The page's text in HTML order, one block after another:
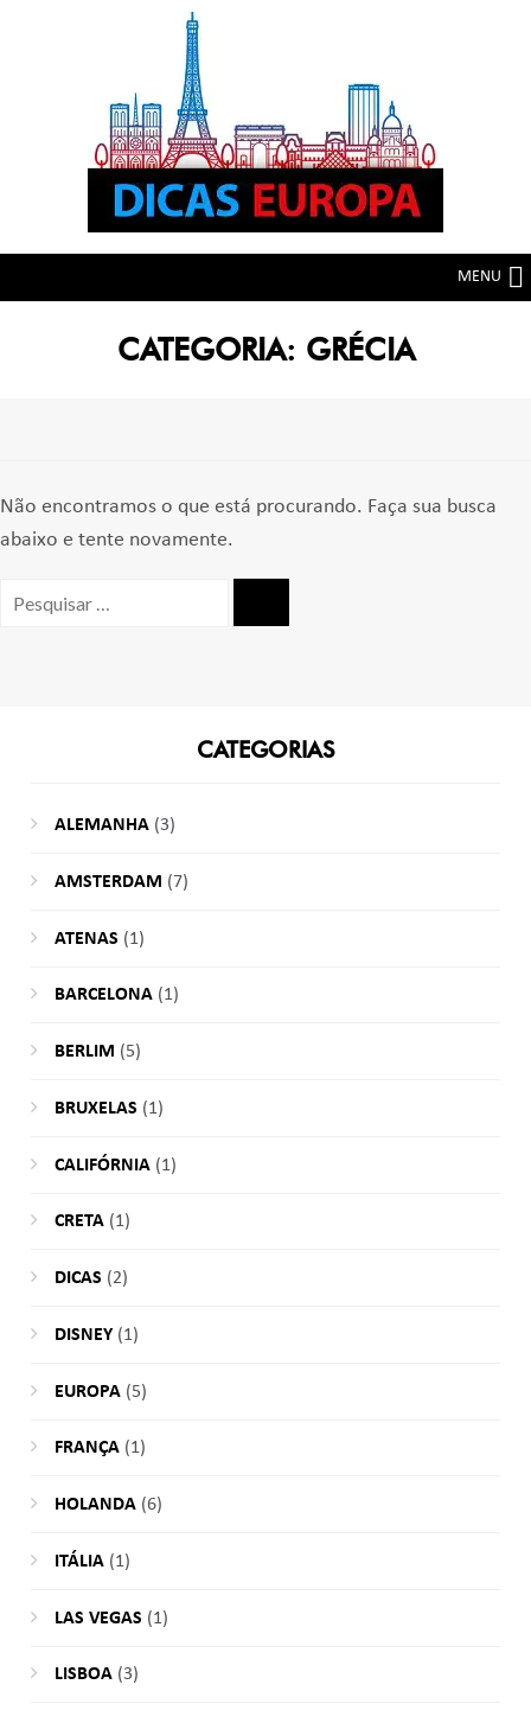
MENU
CATEGORIA: GRÉCIA
Não encontramos o que está procurando. Faça sua busca
abaixo e tente novamente.
CATEGORIAS
ALEMANHA(3)
AMSTERDAM (7)
ATENAS (1)
BARCELONA(1)
BERLIM (5)
BRUXELAS (1)
CALIFÓRNIA(1)
CRETA(1)
DICAS (2)
DISNEY(1)
EUROPA(5)
FRANÇA(1)
HOLANDA(6)
ITÁLIA(1)
LAS VEGAS (1)
LISBOA(3)